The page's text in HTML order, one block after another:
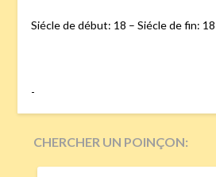
Siécle de début: 18 – Siécle de fin: 18
-
CHERCHER UN POINÇON:
RECHERCHER :